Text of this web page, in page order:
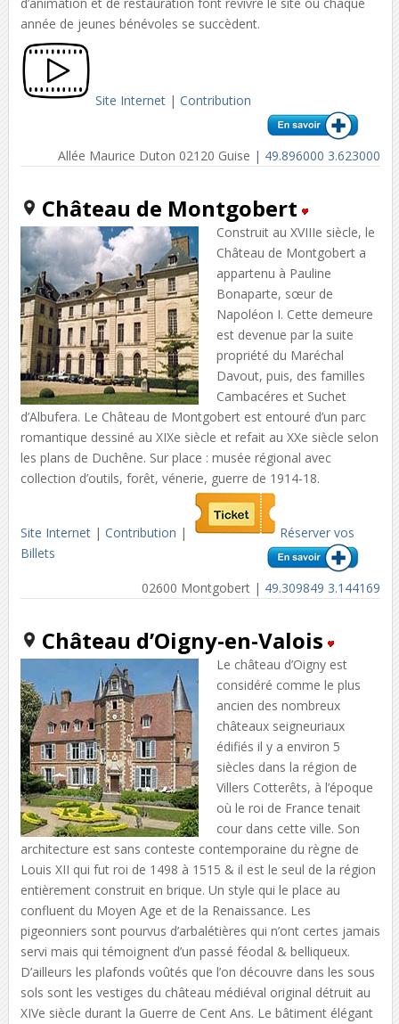
année de jeunes bénévoles se succèdent.
Site Internet| Contribution
Allée Maurice Duton 02120 Guise | 49.896000 3.623000
Château de Montgobert
Construit au XVIIIe siècle, le
Château de Montgobert a
appartenu à Pauline
Bonaparte, sœur de
Napoléon I. Cette demeure
est devenue par la suite
propriété du Maréchal
Davout, puis, des familles
Cambacéres et Suchet
d’Albufera. Le Château de Montgobert est entouré d’un parc
romantique dessiné au XIXe siècle et refait au XXe siècle selon
les plans de Duchêne. Sur place : musée régional avec
collection d’outils, forêt, vénerie, guerre de 1914-18.
Site Internet| Contribution |
Réserver vos
Billets
02600 Montgobert | 49.309849 3.144169
Château d’Oigny-en-Valois
Le château d’Oigny est
considéré comme le plus
ancien des nombreux
châteaux seigneuriaux
édifiés il y a environ 5
siècles dans la région de
Villers Cotterêts, à l’époque
où le roi de France tenait
cour dans cette ville. Son
architecture est sans conteste contemporaine du règne de
Louis XII qui fut roi de 1498 à 1515 & il est le seul de la région
entièrement construit en brique. Un style qui le place au
confluent du Moyen Age et de la Renaissance. Les
pigeonniers sont pourvus d’arbalétières qui n’ont certes jamais
servi mais qui témoignent d’un passé féodal & belliqueux.
D’ailleurs les plafonds voûtés que l’on découvre dans les sous
sols sont les vestiges du château médiéval original détruit au
XIVe siècle durant la Guerre de Cent Ans. Le bâtiment élégant